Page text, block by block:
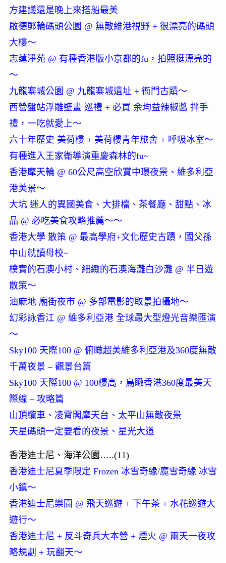
方建議還是晚上來搭船最美
啟德郵輪碼頭公園 @ 無敵維港視野 + 很漂亮的碼頭
大樓～
志蓮淨苑 @ 有種香港版小京都的fu，拍照挺漂亮的
～
九龍寨城公園 @ 九龍寨城遺址 + 衙門古蹟～
西營盤站浮雕壁畫 巡禮 + 必買 余均益辣椒醬 拌手
禮，一吃就愛上～
六十年歷史 美荷樓 + 美荷樓青年旅舍 + 呼吸冰室～
有種進入王家衛導演重慶森林的fu~
香港摩天輪 @ 60公尺高空欣賞中環夜景、維多利亞
港美景～
大坑 迷人的異國美食、大排檔、茶餐廳、甜點、冰
品 @ 必吃美食攻略推薦～～
香港大學 散策 @ 最高學府+文化歷史古蹟，國父孫
中山就讀母校~
樸實的石澳小村、細緻的石澳海灘白沙灘 @ 半日遊
散策～
油麻地 廟街夜市 @ 多部電影的取景拍攝地～
幻彩詠香江 @ 維多利亞港 全球最大型燈光音樂匯演
～
Sky100 天際100 @ 俯瞰超美維多利亞港及360度無敵
千萬夜景 – 觀景台篇
Sky100 天際100 @ 100樓高，鳥瞰香港360度最美天
際線 – 攻略篇
山頂纜車、凌霄閣摩天台、太平山無敵夜景
天星碼頭一定要看的夜景、星光大道
香港迪士尼、海洋公園…..(11)
香港迪士尼夏季限定 Frozen 冰雪奇緣/魔雪奇緣 冰雪
小鎮～
香港迪士尼樂園 @ 飛天巡遊 + 下午茶 + 水花巡遊大
遊行～
香港迪士尼 + 反斗奇兵大本營 + 煙火 @ 兩天一夜攻
略規劃 + 玩翻天～